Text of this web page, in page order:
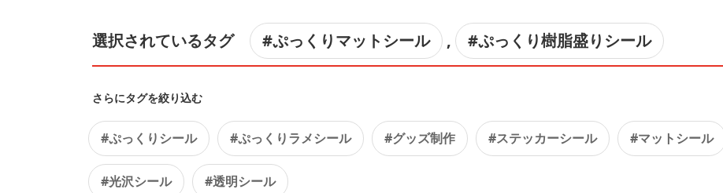
選択されているタグ #ぷっくりマットシール , #ぷっくり樹脂盛りシール
さらにタグを絞り込む
#ぷっくりシール #ぷっくりラメシール #グッズ制作 #ステッカーシール #マットシール
#光沢シール #透明シール